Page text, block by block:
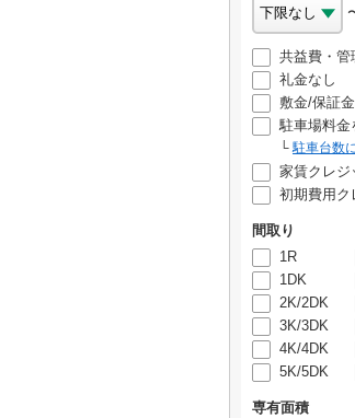
共益費・管
礼金なし
敷金/保証
駐車場料金
駐車台数
家賃クレジ
初期費用ク
間取り
1R
1DK
2K/2DK
3K/3DK
4K/4DK
5K/5DK
専有面積